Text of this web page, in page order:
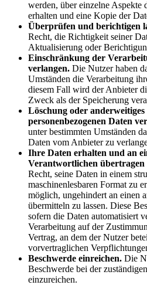
werden, über einzelne Aspekte
erhalten und eine Kopie der
Überprüfen und berichtigen
Recht, die Richtigkeit seiner
Aktualisierung oder
Einschränkung der
verlangen. Die Nutzer haben
Umständen die Verarbeitung
diesem Fall wird der Anbieter
Zweck als der Speicherung
Löschung oder
personenbezogenen Daten
unter bestimmten Umständen
Daten vom Anbieter zu
Ihre Daten erhalten und an
Verantwortlichen übertragen
Recht, seine Daten in einem
maschinenlesbaren Format zu
möglich, ungehindert an einen
übermitteln zu lassen. Diese
sofern die Daten automatisiert
Verarbeitung auf der
Vertrag, an dem der Nutzer
vorvertraglichen
Beschwerde einreichen. Die
Beschwerde bei der
einzureichen.